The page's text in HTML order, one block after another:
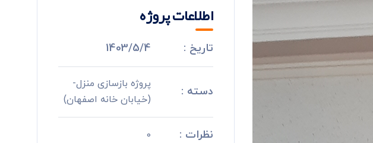
اطلاعات پروژه
تاریخ : 1403/5/4
دسته :
پروژه بازسازی منزل-
(خیابان خانه اصفهان)
نظرات : 0